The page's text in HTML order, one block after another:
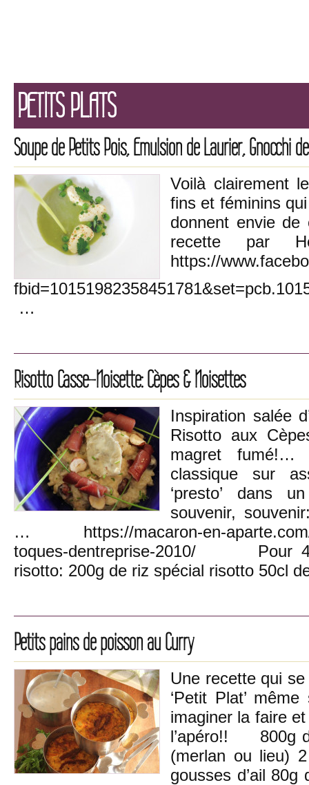
PETITS PLATS
Soupe de Petits Pois, Emulsion de Laurier, Gnocchi
Voilà clairement
fins et féminins
donnent envie de
recette par
https://
…
Risotto Casse-Noisette: Cèpes & Noisettes
Inspiration salée
Risotto aux
magret fumé!…
classique sur
‘presto’ dans
souvenir,
… https://macaron-en-aparte.com/
toques-dentreprise-2010/ Pour
risotto: 200g de riz spécial risotto 50cl
Petits pains de poisson au Curry
Une recette qui
‘Petit Plat’
imaginer la faire
l’apéro!! 800g
(merlan ou lieu)
gousses d’ail